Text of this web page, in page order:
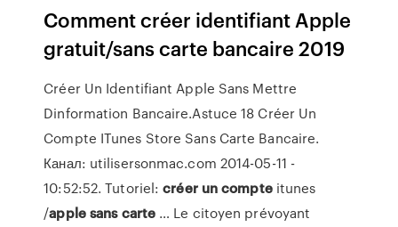
Comment créer identifiant Apple
gratuit/sans carte bancaire 2019
Créer Un Identifiant Apple Sans Mettre
Dinformation Bancaire.Astuce 18 Créer Un
Compte ITunes Store Sans Carte Bancaire.
Канал: utilisersonmac.com 2014-05-11 -
10:52:52. Tutoriel:créer uncompteitunes
/applesans carte … Le citoyen prévoyant